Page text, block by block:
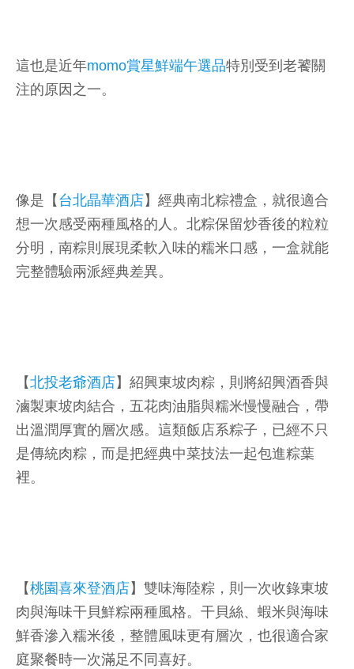
這也是近年momo賞星鮮端午選品特別受到老饕關
注的原因之一。
像是【 台北晶華酒店】經典南北粽禮盒，就很適合
想一次感受兩種風格的人。北粽保留炒香後的粒粒
分明，南粽則展現柔軟入味的糯米口感，一盒就能
完整體驗兩派經典差異。
【北投老爺酒店】紹興東坡肉粽，則將紹興酒香與
滷製東坡肉結合，五花肉油脂與糯米慢慢融合，帶
出溫潤厚實的層次感。這類飯店系粽子，已經不只
是傳統肉粽，而是把經典中菜技法一起包進粽葉
裡。
【桃園喜來登酒店】雙味海陸粽，則一次收錄東坡
肉與海味干貝鮮粽兩種風格。干貝絲、蝦米與海味
鮮香滲入糯米後，整體風味更有層次，也很適合家
庭聚餐時一次滿足不同喜好。